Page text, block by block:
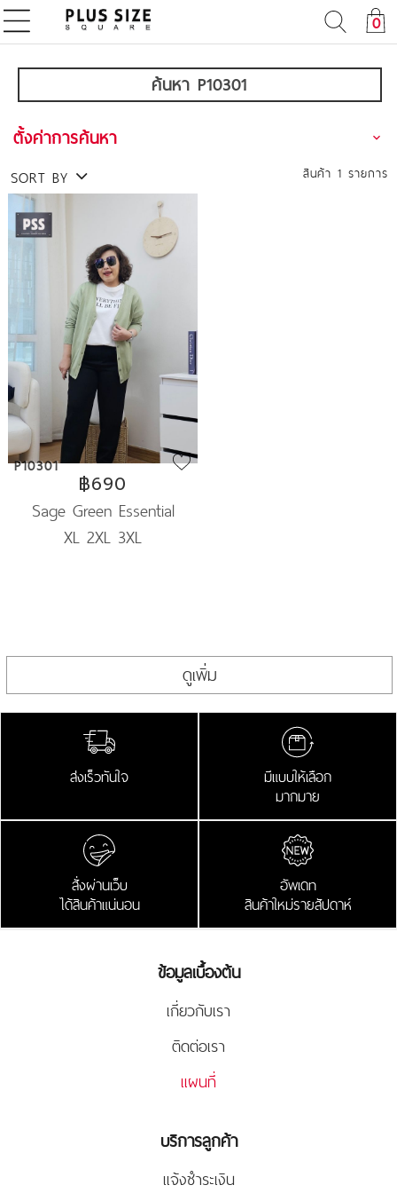
0
ค้นหา P10301
ตั้งค่าการค้นหา
SORT BY สินค้า 1 รายการ
P10301
฿690
Sage Green Essential
Cardigan
XL 2XL 3XL
ดูเพิ่ม
ส่งเร็วทันใจ มีแบบให้เลือก
มากมาย
สั่งผ่านเว็บ
ได้สินค้าแน่นอน
อัพเดท
สินค้าใหม่รายสัปดาห์
ข้อมูลเบื้องต้น
เกี่ยวกับเรา
ติดต่อเรา
แผนที่
บริการลูกค้า
แจ้งชำระเงิน